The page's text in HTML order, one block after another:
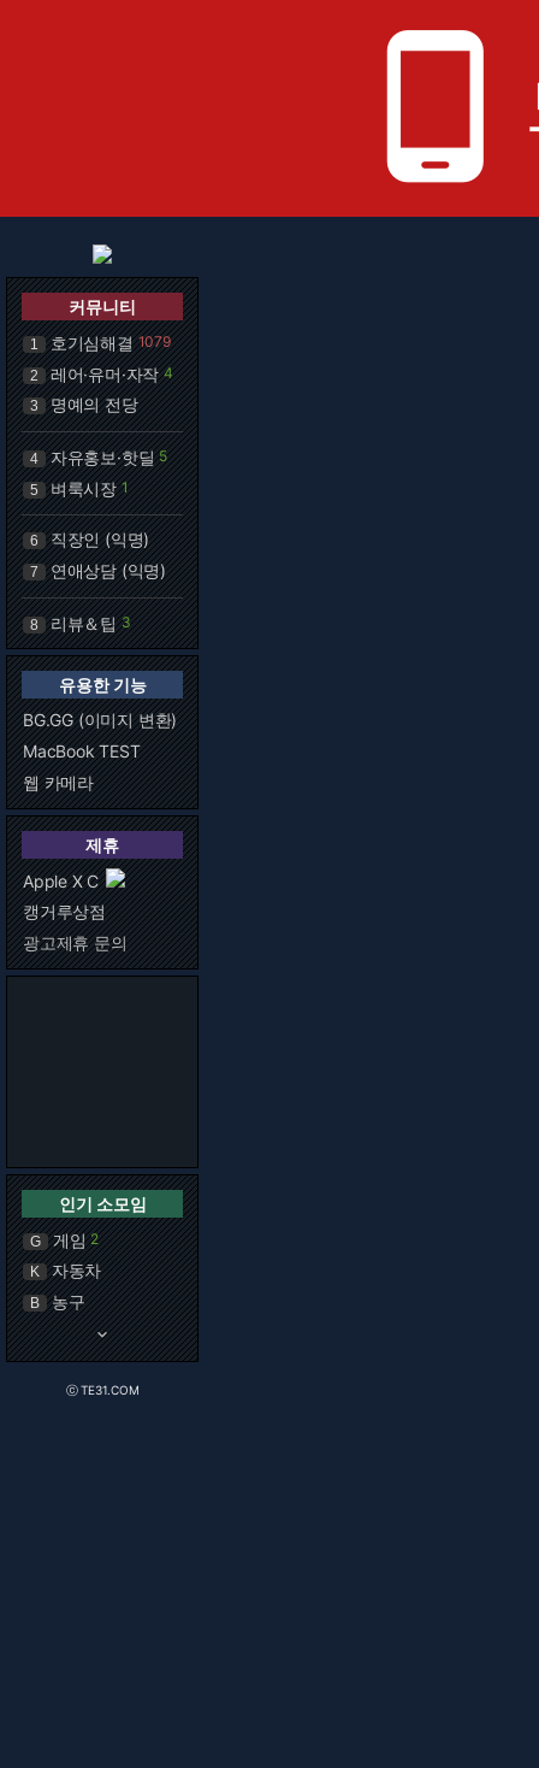
phone_android
커뮤니티
1 호기심해결 1079
2 레어·유머·자작 4
3 명예의 전당
4 자유홍보·핫딜 5
5 벼룩시장 1
6 직장인 (익명)
7 연애상담 (익명)
8 리뷰＆팁 3
유용한 기능
BG.GG (이미지 변환)
MacBook TEST
웹 카메라
제휴
Apple X C
캥거루상점
광고제휴 문의
인기 소모임
G 게임 2
K 자동차
B 농구
keyboard_arrow_down
ⓒ TE31.COM